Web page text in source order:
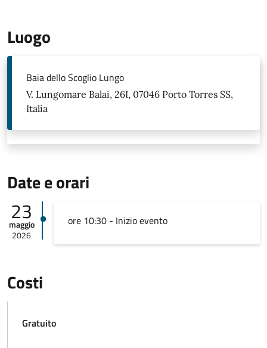
Luogo
Baia dello Scoglio Lungo
V. Lungomare Balai, 26I, 07046 Porto Torres SS,
Italia
Date e orari
23
maggio
2026
ore 10:30 - Inizio evento
Costi
Gratuito